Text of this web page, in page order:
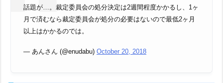
話題が…。裁定委員会の処分決定は2週間程度かかるし、1ヶ
月で済むなら裁定委員会が処分の必要はないので最低2ヶ月
以上はかかるのでは。
— あんさん (@enudabu) October 20, 2018